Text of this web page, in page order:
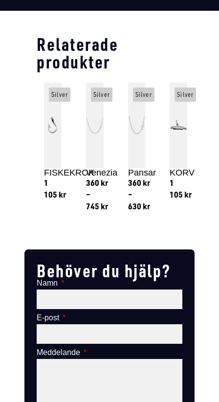
Relaterade
produkter
FISKEKROK
1
105 kr
Silver
Venezia
360 kr
–
745 kr
Silver
Pansar
360 kr
–
630 kr
Silver
KORV
1
105 kr
Silver
Behöver du hjälp?
Namn
E-post
Meddelande